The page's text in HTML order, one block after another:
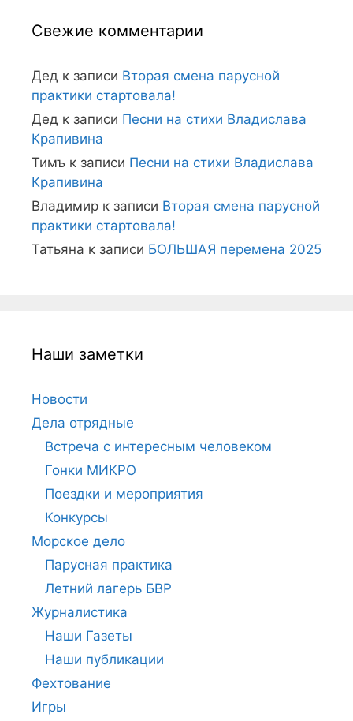
Свежие комментарии
Дед к записи Вторая смена парусной
практики стартовала!
Дед к записи Песни на стихи Владислава
Крапивина
Тимъ к записи Песни на стихи Владислава
Крапивина
Владимир к записи Вторая смена парусной
практики стартовала!
Татьяна к записи БОЛЬШАЯ перемена 2025
Наши заметки
Новости
Дела отрядные
Встреча с интересным человеком
Гонки МИКРО
Поездки и мероприятия
Конкурсы
Морское дело
Парусная практика
Летний лагерь БВР
Журналистика
Наши Газеты
Наши публикации
Фехтование
Игры